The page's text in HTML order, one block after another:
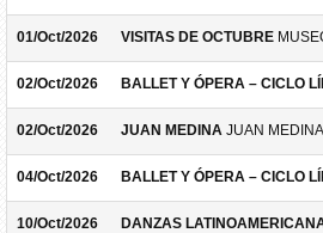
01/Oct/2026 VISITAS DE OCTUBRE
02/Oct/2026 BALLET Y ÓPERA – CICLO
02/Oct/2026 JUAN MEDINA JUAN MEDINA
04/Oct/2026 BALLET Y ÓPERA – CICLO
10/Oct/2026 DANZAS